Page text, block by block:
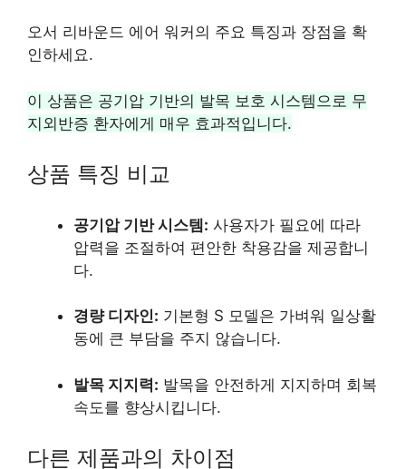
오서 리바운드 에어 워커의 주요 특징과 장점을 확
인하세요.
이 상품은 공기압 기반의 발목 보호 시스템으로 무
지외반증 환자에게 매우 효과적입니다.
상품 특징 비교
공기압 기반 시스템: 사용자가 필요에 따라
압력을 조절하여 편안한 착용감을 제공합니
다.
경량 디자인: 기본형 S 모델은 가벼워 일상활
동에 큰 부담을 주지 않습니다.
발목 지지력: 발목을 안전하게 지지하며 회복
속도를 향상시킵니다.
다른 제품과의 차이점